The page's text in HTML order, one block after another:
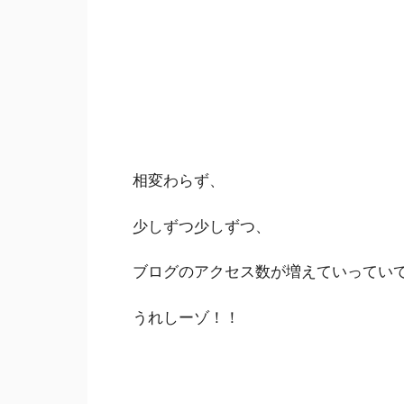
相変わらず、
少しずつ少しずつ、
ブログのアクセス数が増えていってい
うれしーゾ！！